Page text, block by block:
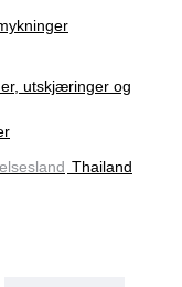
utskjæringer og
Thailand